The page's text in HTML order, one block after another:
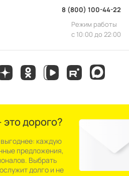
8 (800) 100-44-22
Режим работы
с 10:00 до 22:00
дорого?
выгоднее: каждую
предложения,
Выбрать
долго и не